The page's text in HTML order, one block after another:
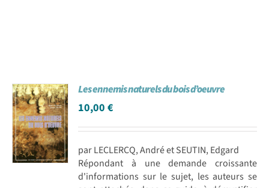
Les ennemis naturels du bois d’oeuvre
10,00€
par LECLERCQ, André et SEUTIN, Edgard
Répondant à une demande croissante
d'informations sur le sujet, les auteurs se